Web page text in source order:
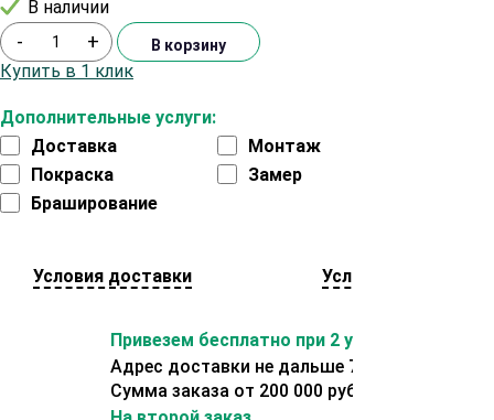
В наличии
Дополнительные услуги:
Доставка
Монтаж
Покраска
Замер
Браширование
- + В корзину
Купить в 1 клик
Условия доставки Условия оплаты
Привезем бесплатно при 2 условиях:
Адрес доставки не дальше 70 км от склада.
Сумма заказа от 200 000 рублей.